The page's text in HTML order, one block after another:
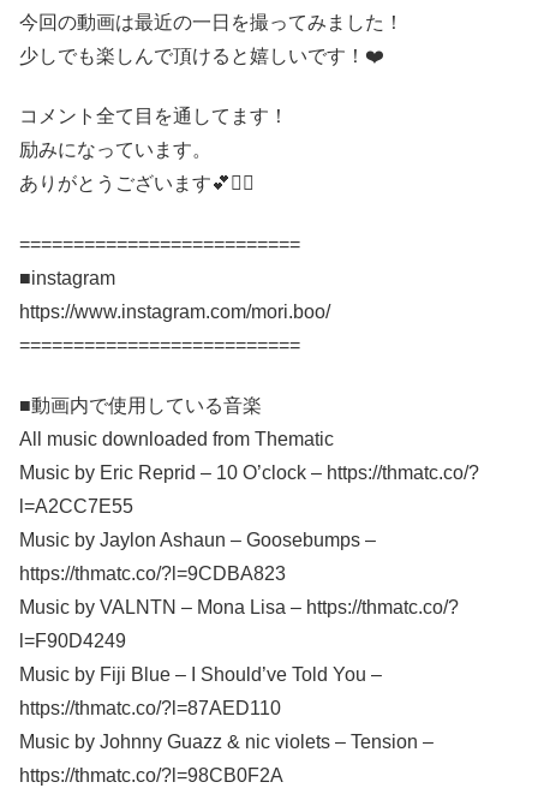
今回の動画は最近の一日を撮ってみました！
少しでも楽しんで頂けると嬉しいです！❤️
コメント全て目を通してます！
励みになっています。
ありがとうございます💕🙇‍♀️
==========================
■instagram
https://www.instagram.com/mori.boo/
==========================
■動画内で使用している音楽
All music downloaded from Thematic
Music by Eric Reprid – 10 O’clock – https://thmatc.co/?
l=A2CC7E55
Music by Jaylon Ashaun – Goosebumps –
https://thmatc.co/?l=9CDBA823
Music by VALNTN – Mona Lisa – https://thmatc.co/?
l=F90D4249
Music by Fiji Blue – I Should’ve Told You –
https://thmatc.co/?l=87AED110
Music by Johnny Guazz & nic violets – Tension –
https://thmatc.co/?l=98CB0F2A